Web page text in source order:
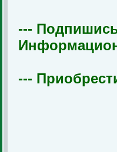
---
---